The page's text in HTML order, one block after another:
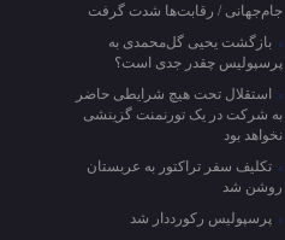
جام‌جهانی / رقابت‌ها شدت گرفت
بازگشت یحیی گل‌محمدی به
پرسپولیس چقدر جدی است؟
استقلال تحت هیچ شرایطی حاضر
به شرکت در یک تورنمنت گزینشی
نخواهد بود
تکلیف سفر تراکتور به عربستان
روشن شد
پرسپولیس رکورددار شد